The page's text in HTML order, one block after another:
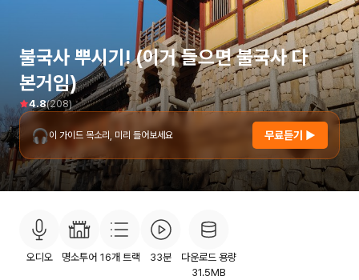
불국사 뿌시기! (이거 들으면 불국사 다
본거임)
4.8(208)
🎧이 가이드 목소리, 미리 들어보세요 무료듣기 ▶
오디오 명소투어 16개 트랙 33분
다운로드 용량
31.5MB